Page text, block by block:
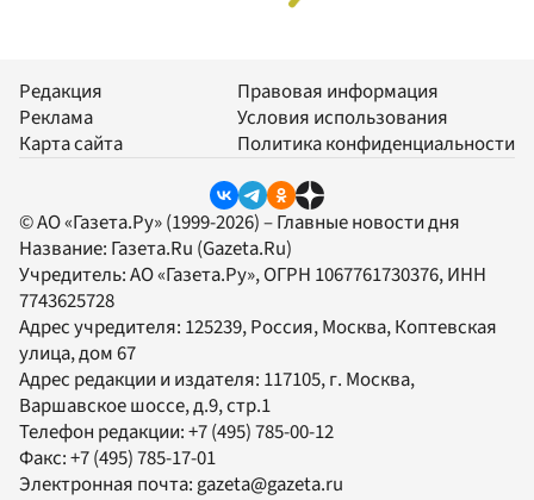
Редакция
Реклама
Карта сайта
Правовая информация
Условия использования
Политика конфиденциальности
© АО «Газета.Ру» (1999-2026) – Главные новости дня
Название: Газета.Ru (Gazeta.Ru)
Учредитель:АО «Газета.Ру», ОГРН 1067761730376, ИНН
7743625728
Адрес учредителя: 125239, Россия, Москва, Коптевская
улица, дом 67
Адрес редакции и издателя: 117105, г. Москва,
Варшавское шоссе, д.9, стр.1
Телефон редакции:+7 (495) 785-00-12
Факс:+7 (495) 785-17-01
Электронная почта:gazeta@gazeta.ru